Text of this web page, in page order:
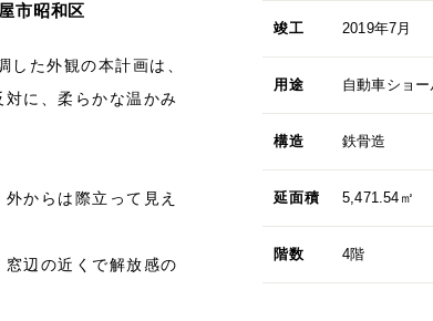
市昭和区
た外観の本計画は、
に、柔らかな温かみ
からは際立って見え
辺の近くで解放感の
竣工 2019年7月
用途 自動車ショ
構造 鉄骨造
延面積 5,471.54㎡
階数 4階